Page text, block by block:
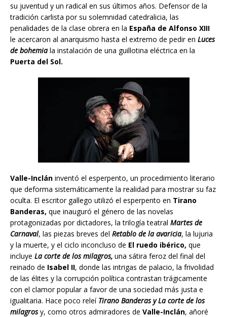
su juventud y un radical en sus últimos años. Defensor de la
tradición carlista por su solemnidad catedralicia, las
penalidades de la clase obrera en la España de Alfonso XIII
le acercaron al anarquismo hasta el extremo de pedir en Luces
de bohemiala instalación de una guillotina eléctrica en la
Puerta del Sol.
Valle-Inclán inventó el esperpento, un procedimiento literario
que deforma sistemáticamente la realidad para mostrar su faz
oculta. El escritor gallego utilizó el esperpento en Tirano
Banderas, que inauguró el género de las novelas
protagonizadas por dictadores, la trilogía teatral Martes de
Carnaval, las piezas breves del Retablo de la avaricia, la lujuria
y la muerte, y el ciclo inconcluso de El ruedo ibérico, que
incluye La corte de los milagros, una sátira feroz del final del
reinado de Isabel II, donde las intrigas de palacio, la frivolidad
de las élites y la corrupción política contrastan trágicamente
con el clamor popular a favor de una sociedad más justa e
igualitaria. Hace poco releí Tirano Banderas y La corte de los
milagros y, como otros admiradores de Valle-Inclán, añoré